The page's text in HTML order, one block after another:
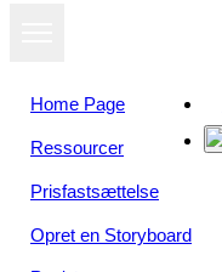
Home Page
Ressourcer
Prisfastsættelse
Opret en Storyboard